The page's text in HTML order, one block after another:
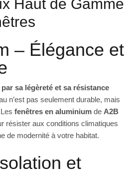
Haut de Gamme
– Élégance et
sa légèreté et sa résistance
n’est pas seulement durable, mais
fenêtres en aluminium de A2B
résister aux conditions climatiques
de modernité à votre habitat.
et